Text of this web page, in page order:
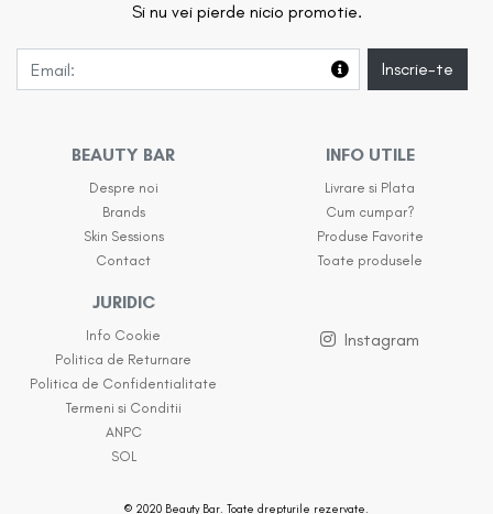
Si nu vei pierde nicio promotie.
Inscrie-te
BEAUTY BAR
Despre noi
Brands
Skin Sessions
Contact
INFO UTILE
Livrare si Plata
Cum cumpar?
Produse Favorite
Toate produsele
JURIDIC
Info Cookie
Politica de Returnare
Politica de Confidentialitate
Termeni si Conditii
ANPC
SOL
Instagram
© 2020 Beauty Bar. Toate drepturile rezervate.